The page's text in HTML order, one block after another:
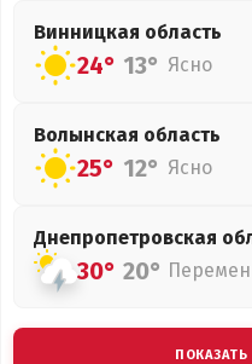
Винницкая область
24° 13° Ясно
Волынская область
25° 12° Ясно
Днепропетровская
30° 20°